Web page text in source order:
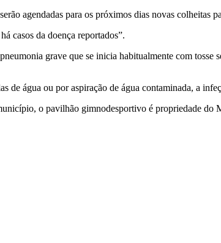
agendadas para os próximos dias novas colheitas
casos da doença reportados”.
grave que se inicia habitualmente com tosse
de água ou por aspiração de água contaminada, a
o pavilhão gimnodesportivo é propriedade do